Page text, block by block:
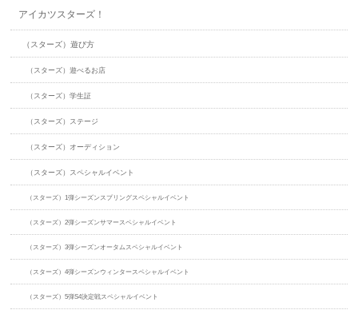
アイカツスターズ！
（スターズ）遊び方
（スターズ）遊べるお店
（スターズ）学生証
（スターズ）ステージ
（スターズ）オーディション
（スターズ）スペシャルイベント
（スターズ）1弾シーズンスプリングスペシャルイベント
（スターズ）2弾シーズンサマースペシャルイベント
（スターズ）3弾シーズンオータムスペシャルイベント
（スターズ）4弾シーズンウィンタースペシャルイベント
（スターズ）5弾S4決定戦スペシャルイベント